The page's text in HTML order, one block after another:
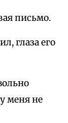
письмо.
глаза его
меня не